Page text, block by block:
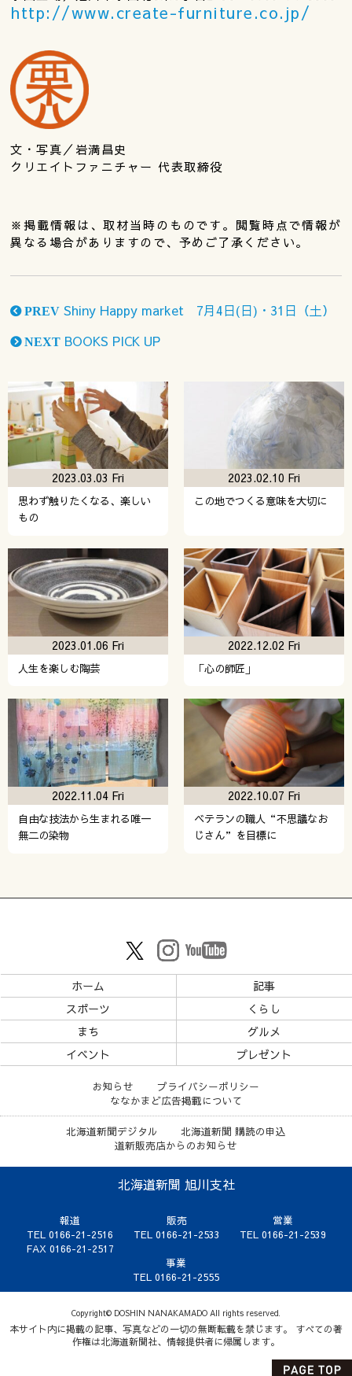
http://www.create-furniture.co.jp/
文・写真／岩満昌史
クリエイトファニチャー 代表取締役
※掲載情報は、取材当時のものです。閲覧時点で情報が
異なる場合がありますので、予めご了承ください。
PREV Shiny Happy market 7月4日(日)・31日（土）
NEXT BOOKS PICK UP
思わず触りたくなる、楽しい
もの
2023.03.03 Fri
この地でつくる意味を大切に
2023.02.10 Fri
人生を楽しむ陶芸
2023.01.06 Fri
「心の師匠」
2022.12.02 Fri
自由な技法から生まれる唯一
無二の染物
2022.11.04 Fri
ベテランの職人“不思議なお
じさん”を目標に
2022.10.07 Fri
ホーム
記事
スポーツ
くらし
まち
グルメ
イベント
プレゼント
お知らせ
プライバシーポリシー
ななかまど広告掲載について
北海道新聞デジタル
北海道新聞 購読の申込
道新販売店からのお知らせ
北海道新聞 旭川支社
報道
TEL 0166-21-2516
FAX 0166-21-2517
販売
TEL 0166-21-2533
営業
TEL 0166-21-2539
事業
TEL 0166-21-2555
Copyright© DOSHIN NANAKAMADO All rights reserved.
本サイト内に掲載の記事、写真などの一切の無断転載を禁じます。 すべての著
作権は北海道新聞社、情報提供者に帰属します。